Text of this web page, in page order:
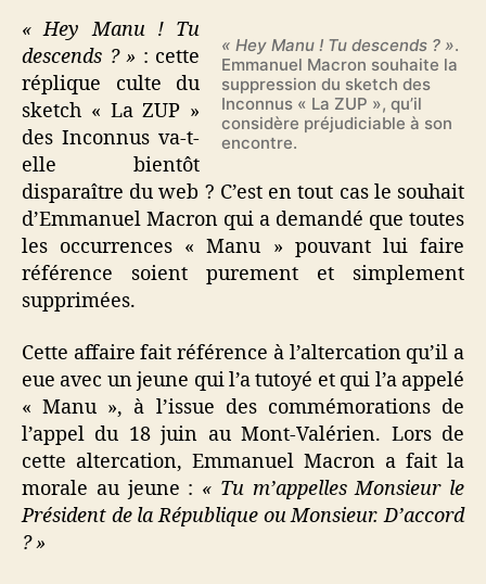
« Hey Manu ! Tu descends ? ».
Emmanuel Macron souhaite la
suppression du sketch des
Inconnus « La ZUP », qu’il
considère préjudiciable à son
encontre.
« Hey Manu ! Tu
descends ? » : cette
réplique culte du
sketch « La ZUP »
des Inconnus va-t-
elle bientôt
disparaître du web ? C’est en tout cas le souhait
d’Emmanuel Macron qui a demandé que toutes
les occurrences « Manu » pouvant lui faire
référence soient purement et simplement
supprimées.
Cette affaire fait référence à l’altercation qu’il a
eue avec un jeune qui l’a tutoyé et qui l’a appelé
« Manu », à l’issue des commémorations de
l’appel du 18 juin au Mont-Valérien. Lors de
cette altercation, Emmanuel Macron a fait la
morale au jeune : « Tu m’appelles Monsieur le
Président de la République ou Monsieur. D’accord
? »